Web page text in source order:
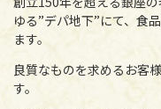
ゆる”デパ地下”にて、食
ます。
良質なものを求めるお客
す。